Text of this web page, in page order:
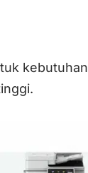
kebutuhan